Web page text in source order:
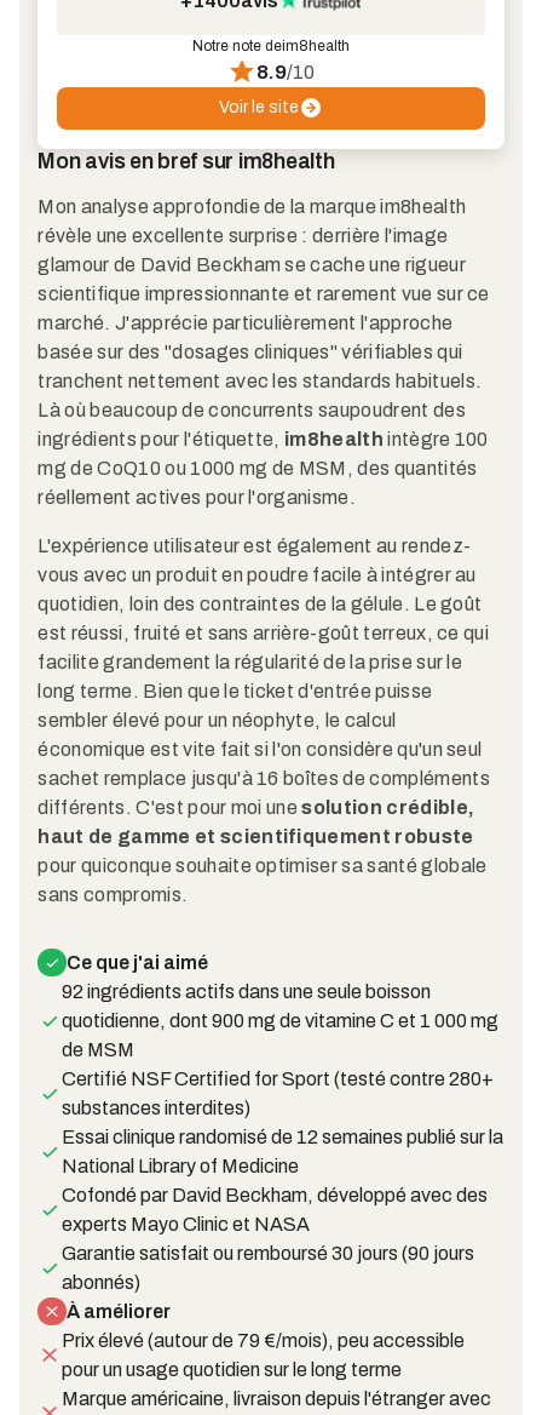
Mon avis en bref sur im8health
Mon analyse approfondie de la marque im8health
révèle une excellente surprise : derrière l'image
glamour de David Beckham se cache une rigueur
scientifique impressionnante et rarement vue sur ce
marché. J'apprécie particulièrement l'approche
basée sur des "dosages cliniques" vérifiables qui
tranchent nettement avec les standards habituels.
Là où beaucoup de concurrents saupoudrent des
ingrédients pour l'étiquette, im8health intègre 100
mg de CoQ10 ou 1000 mg de MSM, des quantités
réellement actives pour l'organisme.
L'expérience utilisateur est également au rendez-
vous avec un produit en poudre facile à intégrer au
quotidien, loin des contraintes de la gélule. Le goût
est réussi, fruité et sans arrière-goût terreux, ce qui
facilite grandement la régularité de la prise sur le
long terme. Bien que le ticket d'entrée puisse
sembler élevé pour un néophyte, le calcul
économique est vite fait si l'on considère qu'un seul
sachet remplace jusqu'à 16 boîtes de compléments
différents. C'est pour moi unesolution crédible,
haut de gamme et scientifiquement robuste
pour quiconque souhaite optimiser sa santé globale
sans compromis.
Notre note deim8health
8.9/10
Voir le site
Ce que j'ai aimé
92 ingrédients actifs dans une seule boisson
quotidienne, dont 900 mg de vitamine C et 1 000 mg
de MSM
Certifié NSF Certified for Sport (testé contre 280+
substances interdites)
Essai clinique randomisé de 12 semaines publié sur la
National Library of Medicine
Cofondé par David Beckham, développé avec des
experts Mayo Clinic et NASA
Garantie satisfait ou remboursé 30 jours (90 jours
abonnés)
À améliorer
Prix élevé (autour de 79 €/mois), peu accessible
pour un usage quotidien sur le long terme
Marque américaine, livraison depuis l'étranger avec